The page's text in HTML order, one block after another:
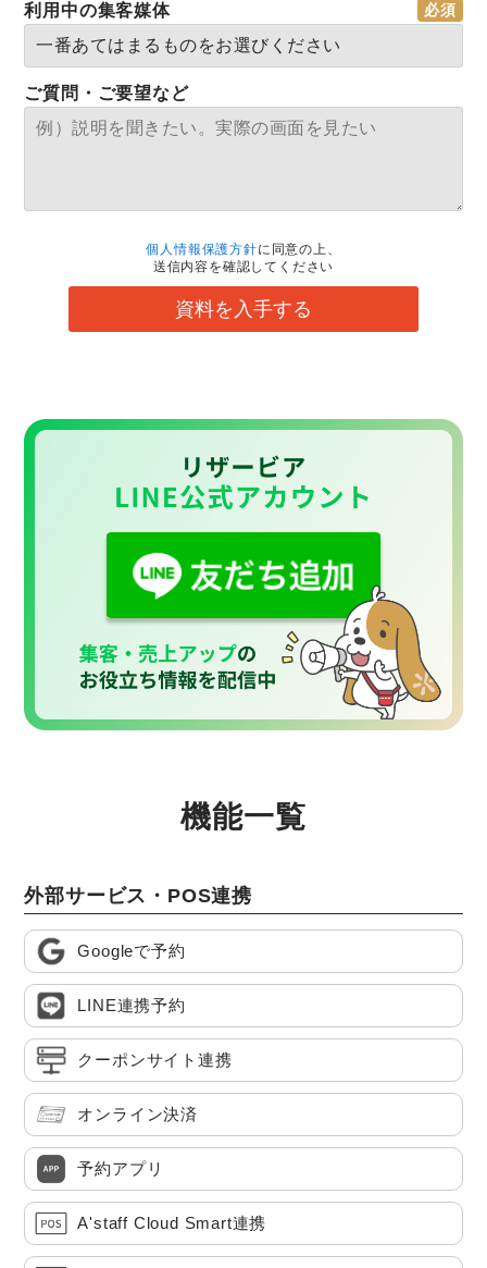
利用中の集客媒体
ご質問・ご要望など
個人情報保護方針に同意の上、
送信内容を確認してください
資料を入手する
機能一覧
外部サービス・POS連携
Googleで予約
LINE連携予約
クーポンサイト連携
オンライン決済
予約アプリ
A'staff Cloud Smart連携